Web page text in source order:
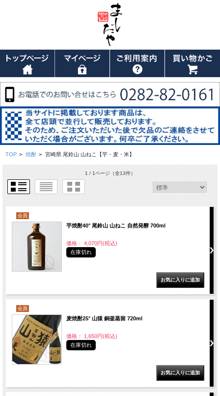
TOP > 焼酎 > 宮崎県 尾鈴山 山ねこ【芋・麦・米】
1 / 1ページ（全13件）
会員
芋焼酎40° 尾鈴山 山ねこ 自然発酵 700ml
価格： 4,070円(税込)
在庫切れ
会員
麦焼酎25° 山猿 銅釜蒸留 720ml
価格： 1,650円(税込)
在庫切れ